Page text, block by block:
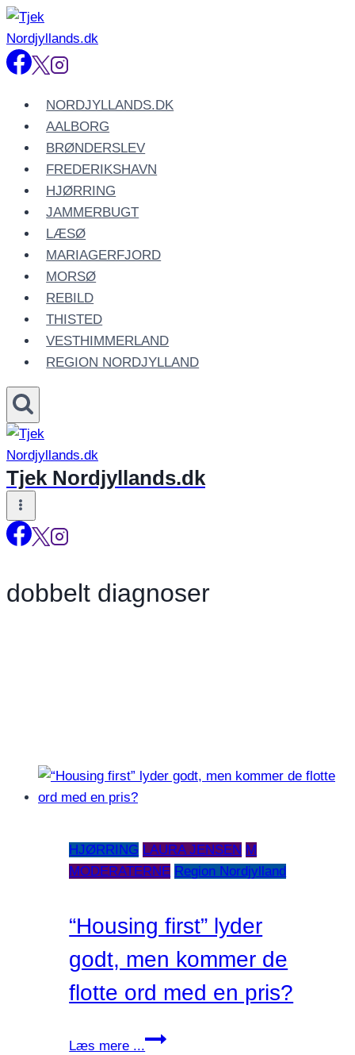
Fortsæt
til
indhold
NORDJYLLANDS.DK
AALBORG
BRØNDERSLEV
FREDERIKSHAVN
HJØRRING
JAMMERBUGT
LÆSØ
MARIAGERFJORD
MORSØ
REBILD
THISTED
VESTHIMMERLAND
REGION NORDJYLLAND
Tjek Nordjyllands.dk
dobbelt diagnoser
HJØRRING LAURA JENSEN M
MODERATERNE Region Nordjylland
“Housing first” lyder
godt, men kommer de
flotte ord med en pris?
Læs mere ...
“Housing